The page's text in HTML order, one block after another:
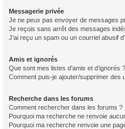
Messagerie privée
Je ne peux pas envoyer de messages
Je reçois sans arrêt des messages
J’ai reçu un spam ou un courriel abusif
Amis et ignorés
Que sont mes listes d’amis et d’ignorés ?
Comment puis-je ajouter/supprimer des
Recherche dans les forums
Comment rechercher dans les forums ?
Pourquoi ma recherche ne renvoie
Pourquoi ma recherche renvoie une